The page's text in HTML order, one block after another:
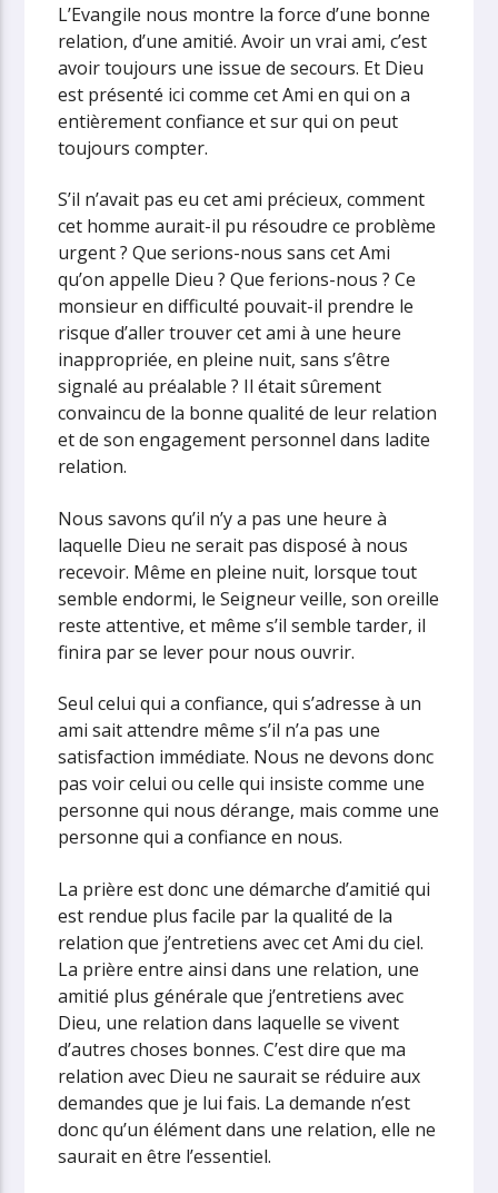
L’Evangile nous montre la force d’une bonne
relation, d’une amitié. Avoir un vrai ami, c’est
avoir toujours une issue de secours. Et Dieu
est présenté ici comme cet Ami en qui on a
entièrement confiance et sur qui on peut
toujours compter.
S’il n’avait pas eu cet ami précieux, comment
cet homme aurait-il pu résoudre ce problème
urgent ? Que serions-nous sans cet Ami
qu’on appelle Dieu ? Que ferions-nous ? Ce
monsieur en difficulté pouvait-il prendre le
risque d’aller trouver cet ami à une heure
inappropriée, en pleine nuit, sans s’être
signalé au préalable ? Il était sûrement
convaincu de la bonne qualité de leur relation
et de son engagement personnel dans ladite
relation.
Nous savons qu’il n’y a pas une heure à
laquelle Dieu ne serait pas disposé à nous
recevoir. Même en pleine nuit, lorsque tout
semble endormi, le Seigneur veille, son oreille
reste attentive, et même s’il semble tarder, il
finira par se lever pour nous ouvrir.
Seul celui qui a confiance, qui s’adresse à un
ami sait attendre même s’il n’a pas une
satisfaction immédiate. Nous ne devons donc
pas voir celui ou celle qui insiste comme une
personne qui nous dérange, mais comme une
personne qui a confiance en nous.
La prière est donc une démarche d’amitié qui
est rendue plus facile par la qualité de la
relation que j’entretiens avec cet Ami du ciel.
La prière entre ainsi dans une relation, une
amitié plus générale que j’entretiens avec
Dieu, une relation dans laquelle se vivent
d’autres choses bonnes. C’est dire que ma
relation avec Dieu ne saurait se réduire aux
demandes que je lui fais. La demande n’est
donc qu’un élément dans une relation, elle ne
saurait en être l’essentiel.